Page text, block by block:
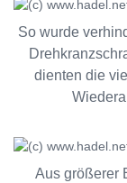
So wurde
dienten die
Aus größerer